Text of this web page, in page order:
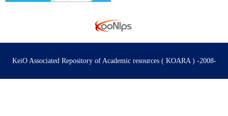
KeiO Associated Repository of Academic resources ( KOARA ) -2008-